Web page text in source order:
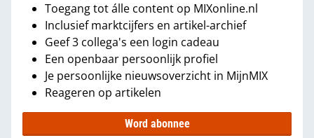
Toegang tot álle content op MIXonline.nl
Inclusief marktcijfers en artikel-archief
Geef 3 collega's een login cadeau
Een openbaar persoonlijk profiel
Je persoonlijke nieuwsoverzicht in MijnMIX
Reageren op artikelen
Word abonnee